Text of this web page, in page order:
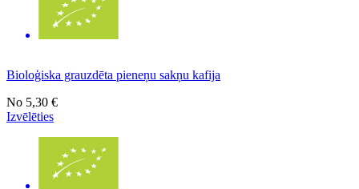
Bioloģiska grauzdēta pieneņu sakņu kafija
No 5,30 €
Izvēlēties